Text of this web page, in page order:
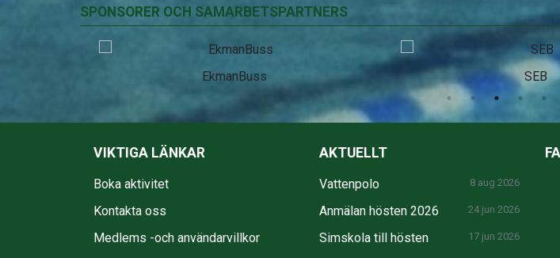
SPONSORER OCH SAMARBETSPARTNERS
EkmanBuss SEB
VIKTIGA LÄNKAR
Boka aktivitet
Kontakta oss
Medlems -och användarvillkor
AKTUELLT
Vattenpolo 8 aug 2026
Anmälan hösten 2026 24 jun 2026
Simskola till hösten 17 jun 2026